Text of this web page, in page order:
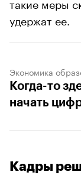
удержат ее.
Экономика
Когда-то
начать
Кадры